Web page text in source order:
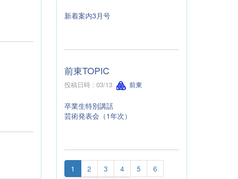
新着案内3月号
前東TOPIC
投稿日時 : 03/13 前東
卒業生特別講話
芸術発表会（1年次）
1 2 3 4 5
6